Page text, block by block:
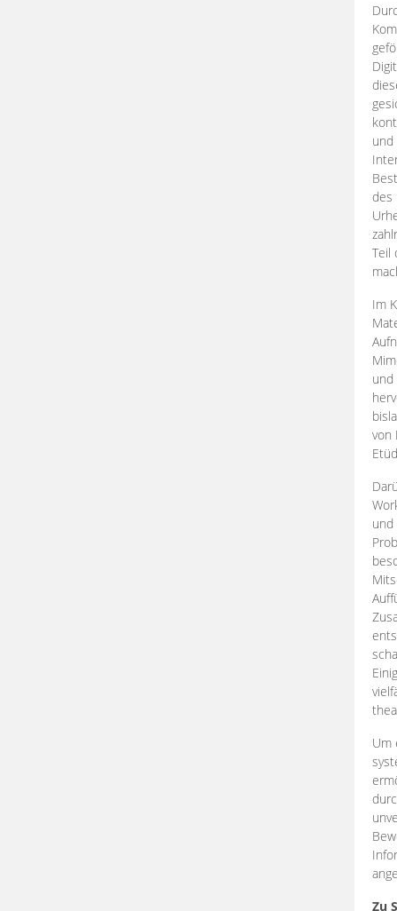
des
Teil
Im
und
von
und
Um
Zu